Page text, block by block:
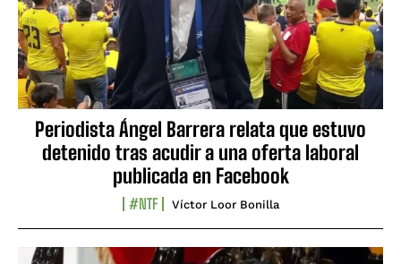
Periodista Ángel Barrera relata que estuvo
detenido tras acudir a una oferta laboral
publicada en Facebook
#NTF Víctor Loor Bonilla